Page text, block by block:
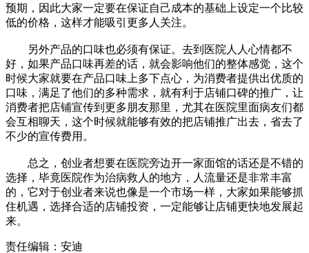
预期，因此大家一定要在保证自己成本的基础上设定一个比较
低的价格，这样才能吸引更多人关注。
另外产品的口味也必须有保证。去到医院人人心情都不
好，如果产品口味再差的话，就会影响他们的整体感觉，这个
时候大家就要在产品口味上多下点心，为消费者提供出优质的
口味，满足了他们的多种需求，就有利于店铺口碑的推广，让
消费者把店铺宣传到更多朋友那里，尤其在医院里面病友们都
会互相聊天，这个时候就能够有效的把店铺推广出去，省去了
不少的宣传费用。
总之，创业者想要在医院旁边开一家面馆的话还是不错的
选择，毕竟医院作为治病救人的地方，人流量还是非常丰富
的，它对于创业者来说也像是一个市场一样，大家如果能够抓
住机遇，选择合适的店铺投资，一定能够让店铺更快地发展起
来。
责任编辑：安迪